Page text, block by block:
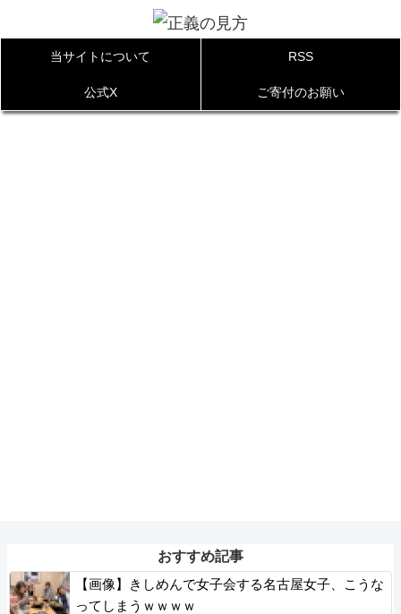
当サイトについて RSS
公式X ご寄付のお願い
おすすめ記事
【画像】きしめんで女子会する名古屋女子、こうな
ってしまうｗｗｗｗ